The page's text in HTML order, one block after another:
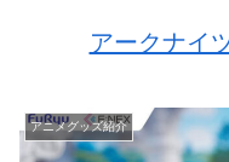
アークナイ
アニメグッズ紹介